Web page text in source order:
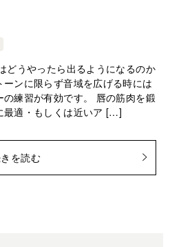
どうやったら出るようになるのか
ーンに限らず音域を広げる時には
練習が有効です。 唇の筋肉を鍛
最適・もしくは近いア […]
を読む